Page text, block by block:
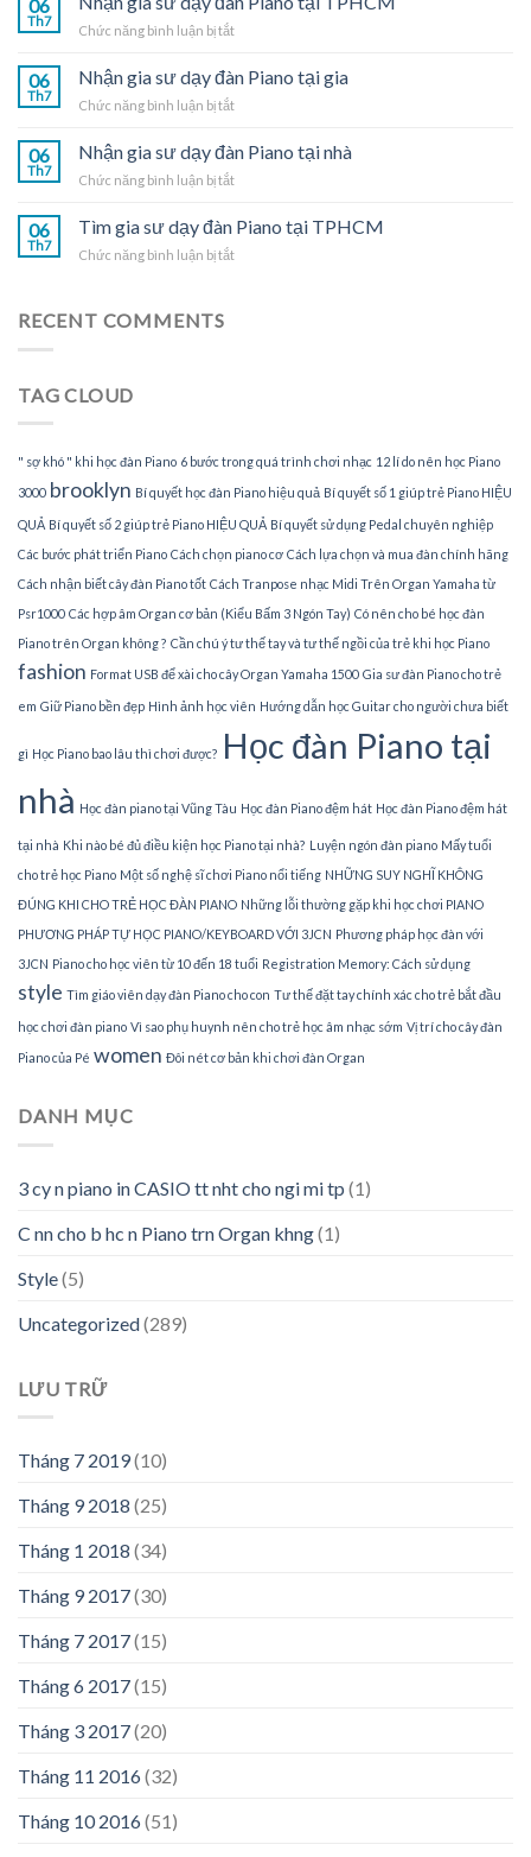
đàn
tại
06
Th7
Chức năng bình luận bị tắtở
gia
dạy
Piano
06
Th7
Nhận gia sư dạy đàn Piano tại gia
Chức năng bình luận bị tắtở
gia
dạy
Piano
06
Th7
Nhận gia sư dạy đàn Piano tại nhà
Chức năng bình luận bị tắtở
gia
dạy
06
Th7
Tìm gia sư dạy đàn Piano tại TPHCM
Chức năng bình luận bị tắtở
RECENT COMMENTS
TAG CLOUD
" sợ khó " khi học đàn Piano 6 bước trong quá trình chơi nhạc 12 lí do nên học Piano
3000 brooklyn Bí quyết học đàn Piano hiệu quả Bí quyết số 1 giúp trẻ Piano HIỆU
QUẢ Bí quyết số 2 giúp trẻ Piano HIỆU QUẢ Bí quyết sử dụng Pedal chuyên nghiệp
Các bước phát triển Piano Cách chọn piano cơ Cách lựa chọn và mua đàn chính hãng
Cách nhận biết cây đàn Piano tốt Cách Tranpose nhạc Midi Trên Organ Yamaha từ
Psr1000 Các hợp âm Organ cơ bản (Kiểu Bấm 3 Ngón Tay) Có nên cho bé học đàn
Piano trên Organ không ? Cần chú ý tư thế tay và tư thế ngồi của trẻ khi học Piano
fashion Format USB để xài cho cây Organ Yamaha 1500 Gia sư đàn Piano cho trẻ
em Giữ Piano bền đẹp Hình ảnh học viên Hướng dẫn học Guitar cho người chưa biết
gì Học Piano bao lâu thì chơi được? Học đàn Piano tại
nhà Học đàn piano tại Vũng Tàu Học đàn Piano đệm hát Học đàn Piano đệm hát
tại nhà Khi nào bé đủ điều kiện học Piano tại nhà? Luyện ngón đàn piano Mấy tuổi
cho trẻ học Piano Một số nghệ sĩ chơi Piano nổi tiếng NHỮNG SUY NGHĨ KHÔNG
ĐÚNG KHI CHO TRẺ HỌC ĐÀN PIANO Những lỗi thường gặp khi học chơi PIANO
PHƯƠNG PHÁP TỰ HỌC PIANO/KEYBOARD VỚI 3JCN Phương pháp học đàn với
3JCN Piano cho học viên từ 10 đến 18 tuổi Registration Memory: Cách sử dụng
style Tìm giáo viên dạy đàn Piano cho con Tư thế đặt tay chính xác cho trẻ bắt đầu
học chơi đàn piano Vì sao phụ huynh nên cho trẻ học âm nhạc sớm Vị trí cho cây đàn
Piano của Pé women Đôi nét cơ bản khi chơi đàn Organ
DANH MỤC
3 cy n piano in CASIO tt nht cho ngi mi tp (1)
C nn cho b hc n Piano trn Organ khng(1)
Style(5)
Uncategorized(289)
LƯU TRỮ
Tháng 7 2019(10)
Tháng 9 2018 (25)
Tháng 1 2018 (34)
Tháng 9 2017(30)
Tháng 7 2017(15)
Tháng 6 2017(15)
Tháng 3 2017(20)
Tháng 11 2016(32)
Tháng 10 2016(51)